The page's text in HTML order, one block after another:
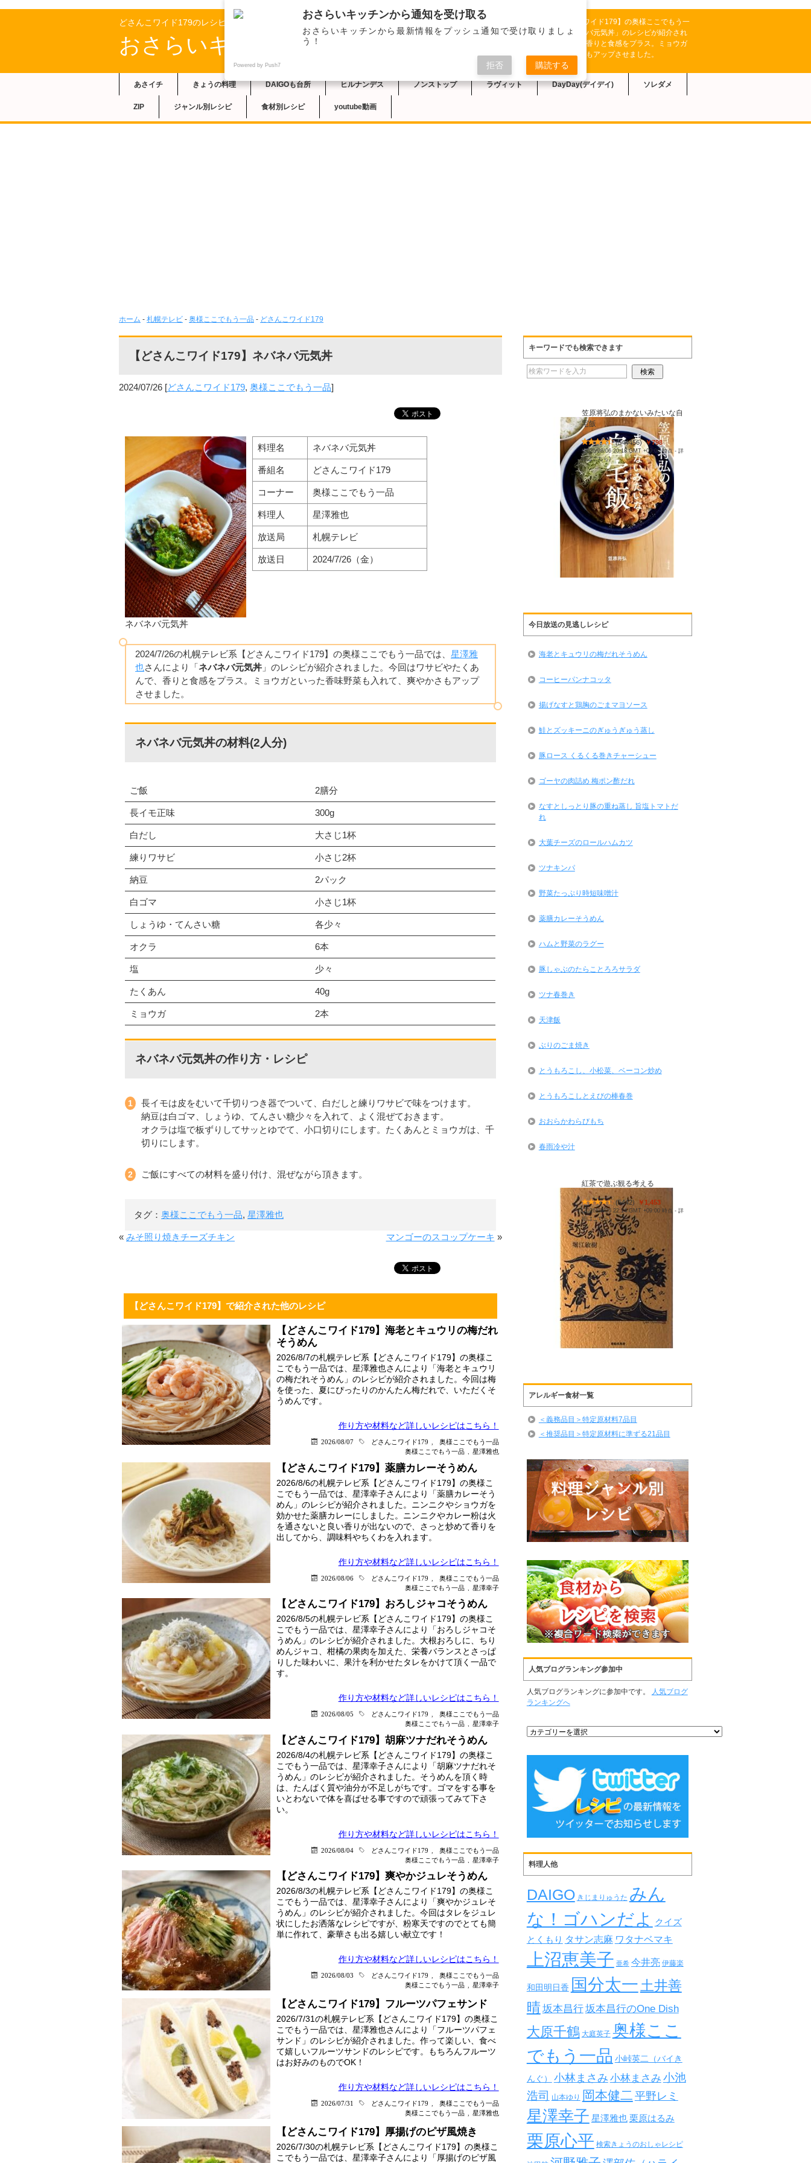
どさんこワイド179のレシピ
おさらいキッチン
2024/7/26の札幌テレビ系【どさんこワイド179】の奥様ここでもう一
品では、星澤雅也さんにより「ネバネバ元気丼」のレシピが紹介され
ました。今回はワサビやたくあんで、香りと食感をプラス。ミョウガ
といった香味野菜も入れて、爽やかさもアップさせました。
あさイチ きょうの料理 DAIGOも台所 ヒルナンデス ノンストップ ラヴィット DayDay(デイデイ) ソレダメ
ZIP ジャンル別レシピ 食材別レシピ youtube動画
ホーム - 札幌テレビ - 奥様ここでもう一品 - どさんこワイド179
【どさんこワイド179】ネバネバ元気丼
2024/07/26 [どさんこワイド179, 奥様ここでもう一品]
ネバネバ元気丼
料理名 ネバネバ元気丼
番組名 どさんこワイド179
コーナー 奥様ここでもう一品
料理人 星澤雅也
放送局 札幌テレビ
放送日 2024/7/26（金）
2024/7/26の札幌テレビ系【どさんこワイド179】の奥様ここでもう一品では、 星澤雅
也さんにより「ネバネバ元気丼 」のレシピが紹介されました。今回はワサビやたくあ
んで、香りと食感をプラス。ミョウガといった香味野菜も入れて、爽やかさもアップ
させました。
ネバネバ元気丼の材料(2人分)
ご飯 2膳分
長イモ正味 300g
白だし 大さじ1杯
練りワサビ 小さじ2杯
納豆 2パック
白ゴマ 小さじ1杯
しょうゆ・てんさい糖 各少々
オクラ 6本
塩 少々
たくあん 40g
ミョウガ 2本
ネバネバ元気丼の作り方・レシピ
長イモは皮をむいて千切りつき器でついて、白だしと練りワサビで味をつけます。
納豆は白ゴマ、しょうゆ、てんさい糖少々を入れて、よく混ぜておきます。
オクラは塩で板ずりしてサッとゆでて、小口切りにします。たくあんとミョウガは、千
切りにします。
ご飯にすべての材料を盛り付け、混ぜながら頂きます。
タグ： 奥様ここでもう一品, 星澤雅也
« みそ照り焼きチーズチキン マンゴーのスコップケーキ »
【どさんこワイド179】で紹介された他のレシピ
【どさんこワイド179】海老とキュウリの梅だれ
そうめん
2026/8/7の札幌テレビ系【どさんこワイド179】の奥様こ
こでもう一品では、星澤雅也さんにより「海老とキュウリ
の梅だれそうめん」のレシピが紹介されました。今回は梅
を使った、夏にぴったりのかんたん梅だれで、いただくそ
うめんです。
作り方や材料など詳しいレシピはこちら！
2026/08/07 どさんこワイド179
奥様ここでもう一品
奥様ここでもう一品
星澤雅也
【どさんこワイド179】薬膳カレーそうめん
2026/8/6の札幌テレビ系【どさんこワイド179】の奥様こ
こでもう一品では、星澤幸子さんにより「薬膳カレーそう
めん」のレシピが紹介されました。ニンニクやショウガを
効かせた薬膳カレーにしました。ニンニクやカレー粉は火
を通さないと良い香りが出ないので、さっと炒めて香りを
出してから、調味料やちくわを入れます。
作り方や材料など詳しいレシピはこちら！
2026/08/06 どさんこワイド179
奥様ここでもう一品
奥様ここでもう一品
星澤幸子
【どさんこワイド179】おろしジャコそうめん
2026/8/5の札幌テレビ系【どさんこワイド179】の奥様こ
こでもう一品では、星澤幸子さんにより「おろしジャコそ
うめん」のレシピが紹介されました。大根おろしに、ちり
めんジャコ、柑橘の果肉を加えた、栄養バランスとさっぱ
りした味わいに、果汁を利かせたタレをかけて頂く一品で
す。
作り方や材料など詳しいレシピはこちら！
2026/08/05 どさんこワイド179
奥様ここでもう一品
奥様ここでもう一品
星澤幸子
【どさんこワイド179】胡麻ツナだれそうめん
2026/8/4の札幌テレビ系【どさんこワイド179】の奥様こ
こでもう一品では、星澤幸子さんにより「胡麻ツナだれそ
うめん」のレシピが紹介されました。そうめんを頂く時
は、たんぱく質や油分が不足しがちです。ゴマをする事を
いとわないで体を喜ばせる事ですので頑張ってみて下さ
い。
作り方や材料など詳しいレシピはこちら！
2026/08/04 どさんこワイド179
奥様ここでもう一品
奥様ここでもう一品
星澤幸子
【どさんこワイド179】爽やかジュレそうめん
2026/8/3の札幌テレビ系【どさんこワイド179】の奥様こ
こでもう一品では、星澤幸子さんにより「爽やかジュレそ
うめん」のレシピが紹介されました。今回はタレをジュレ
状にしたお洒落なレシピですが、粉寒天ですのでとても簡
単に作れて、豪華さも出る嬉しい献立です！
作り方や材料など詳しいレシピはこちら！
2026/08/03 どさんこワイド179
奥様ここでもう一品
奥様ここでもう一品
星澤幸子
【どさんこワイド179】フルーツパフェサンド
2026/7/31の札幌テレビ系【どさんこワイド179】の奥様こ
こでもう一品では、星澤雅也さんにより「フルーツパフェ
サンド」のレシピが紹介されました。作って楽しい、食べ
て嬉しいフルーツサンドのレシピです。もちろんフルーツ
はお好みのものでOK！
作り方や材料など詳しいレシピはこちら！
2026/07/31 どさんこワイド179
奥様ここでもう一品
奥様ここでもう一品
星澤雅也
【どさんこワイド179】厚揚げのピザ風焼き
2026/7/30の札幌テレビ系【どさんこワイド179】の奥様こ
こでもう一品では、星澤幸子さんにより「厚揚げのピザ風
キーワードでも検索できます
笠原将弘のまかないみたいな自
宅飯
(544456) ￥798
(2026/08/06 20:18 GMT +09:00 時点 -詳
細はこちら)
今日放送の見逃しレシピ
海老とキュウリの梅だれそうめん
コーヒーパンナコッタ
揚げなすと鶏胸のごまマヨソース
鮭とズッキーニのぎゅうぎゅう蒸し
豚ロース くるくる巻きチャーシュー
ゴーヤの肉詰め 梅ポン酢だれ
なすとしっとり豚の重ね蒸し 旨塩トマトだ
れ
大葉チーズのロールハムカツ
ツナキンパ
野菜たっぷり時短味噌汁
薬膳カレーそうめん
ハムと野菜のラグー
豚しゃぶのたらことろろサラダ
ツナ春巻き
天津飯
ぶりのごま焼き
とうもろこし、小松菜、ベーコン炒め
とうもろこしとえびの棒春巻
おおらかわらびもち
春雨冷や汁
紅茶で遊ぶ観る考える
(5442) ￥1,453
(2026/08/06 22:14 GMT +09:00 時点 -詳
細はこちら)
アレルギー食材一覧
＜義務品目＞特定原材料7品目
＜推奨品目＞特定原材料に準ずる21品目
人気ブログランキング参加中
人気ブログランキングに参加中です。
人気ブログ
ランキングへ
料理人他
DAIGO きじまりゅうた みん
な！ゴハンだよ
クイズ
とくもり タサン志麻 ワタナベマキ
上沼恵美子 亜希 今井亮 伊藤楽
和田明日香 国分太一土井善
晴坂本昌行坂本昌行のOne Dish
大原千鶴 大庭英子 奥様ここ
でもう一品 小峠英二（バイき
んぐ） 小林まさみ 小林まさみ 小池
浩司 山本ゆり 岡本健二 平野レミ
星澤幸子 星澤雅也 栗原はるみ
栗原心平 検索きょうのおしゃレシピ
おさらいキッチンから通知を受け取る
おさらいキッチンから最新情報をプッシュ通知で受け取りましょ
う！
Powered by Push7 拒否 購読する